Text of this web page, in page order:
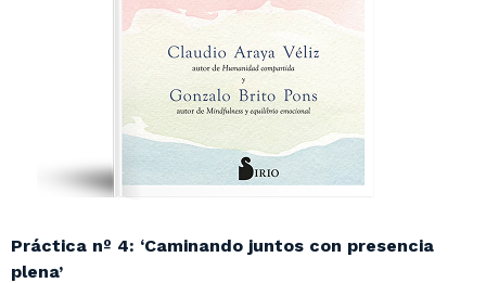
Práctica nº 4: ‘Caminando juntos con presencia
plena’